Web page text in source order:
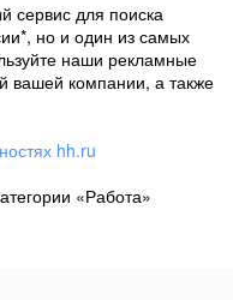
сервис для поиска
но и один из самых
наши рекламные
вашей компании, а также
hh.ru
«Работа»